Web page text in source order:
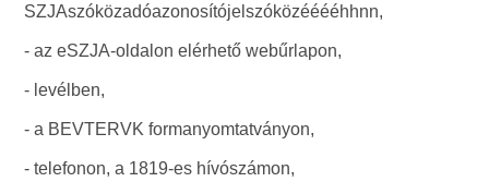
SZJAszóközadóazonosítójelszóközééééhhnn,
- az eSZJA-oldalon elérhető webűrlapon,
- levélben,
- a BEVTERVK formanyomtatványon,
- telefonon, a 1819-es hívószámon,